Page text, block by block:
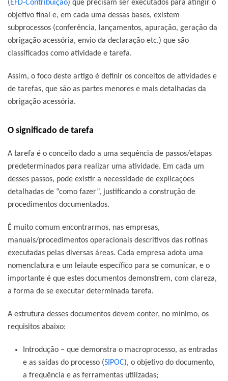
(EFD-Contribuição) que precisam ser executados para atingir o
objetivo final e, em cada uma dessas bases, existem
subprocessos (conferência, lançamentos, apuração, geração da
obrigação acessória, envio da declaração etc.) que são
classificados como atividade e tarefa.
Assim, o foco deste artigo é definir os conceitos de atividades e
de tarefas, que são as partes menores e mais detalhadas da
obrigação acessória.
O significado de tarefa
A tarefa é o conceito dado a uma sequência de passos/etapas
predeterminados para realizar uma atividade. Em cada um
desses passos, pode existir a necessidade de explicações
detalhadas de “como fazer”, justificando a construção de
procedimentos documentados.
É muito comum encontrarmos, nas empresas,
manuais/procedimentos operacionais descritivos das rotinas
executadas pelas diversas áreas. Cada empresa adota uma
nomenclatura e um leiaute específico para se comunicar, e o
importante é que estes documentos demonstrem, com clareza,
a forma de se executar determinada tarefa.
A estrutura desses documentos devem conter, no mínimo, os
requisitos abaixo:
Introdução – que demonstra o macroprocesso, as entradas
e as saídas do processo (SIPOC), o objetivo do documento,
a frequência e as ferramentas utilizadas;